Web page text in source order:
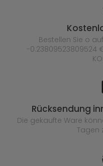
Bestellen Sie o
-0.23809523809524
Rücksendung
Die gekaufte Ware
Tagen